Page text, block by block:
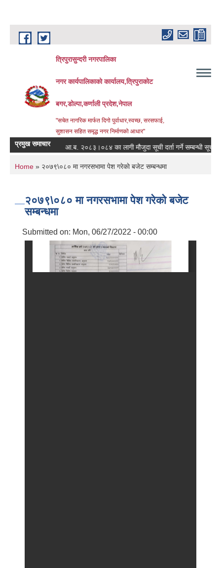
Skip to main content
त्रिपुरासुन्दरी नगरपालिका
नगर कार्यपालिकाको कार्यालय,त्रिपुराकोट
बगर,डोल्पा,कर्णाली प्रदेश,नेपाल
"सचेत नागरिक मार्फत दिगो पुर्वाधार,स्वच्छ, सरसफाई,
सुशासन सहित समृद्ध नगर निर्माणको आधार"
प्रमुख समाचार
सूचना । आ.ब. २०८३।०८४ का लागी मौजुदा सूची दर्ता गर्ने सम्बन्धी सूचना ।
You are here
Home » २०७९\०८० मा नगरसभामा पेश गरेकाे बजेट सम्बन्धमा
२०७९\०८० मा नगरसभामा पेश गरेकाे बजेट
सम्बन्धमा
Submitted on: Mon, 06/27/2022 - 00:00